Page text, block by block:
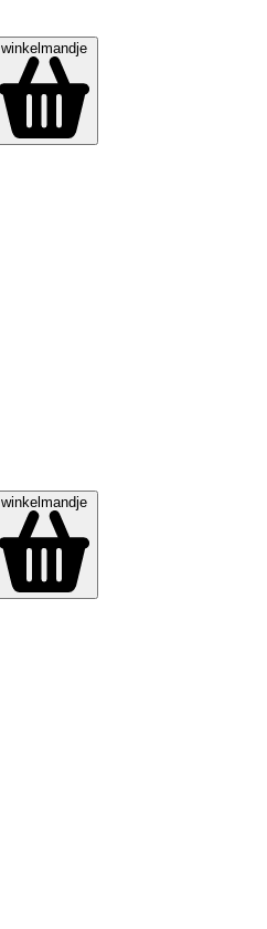
winkelmandje
winkelmandje